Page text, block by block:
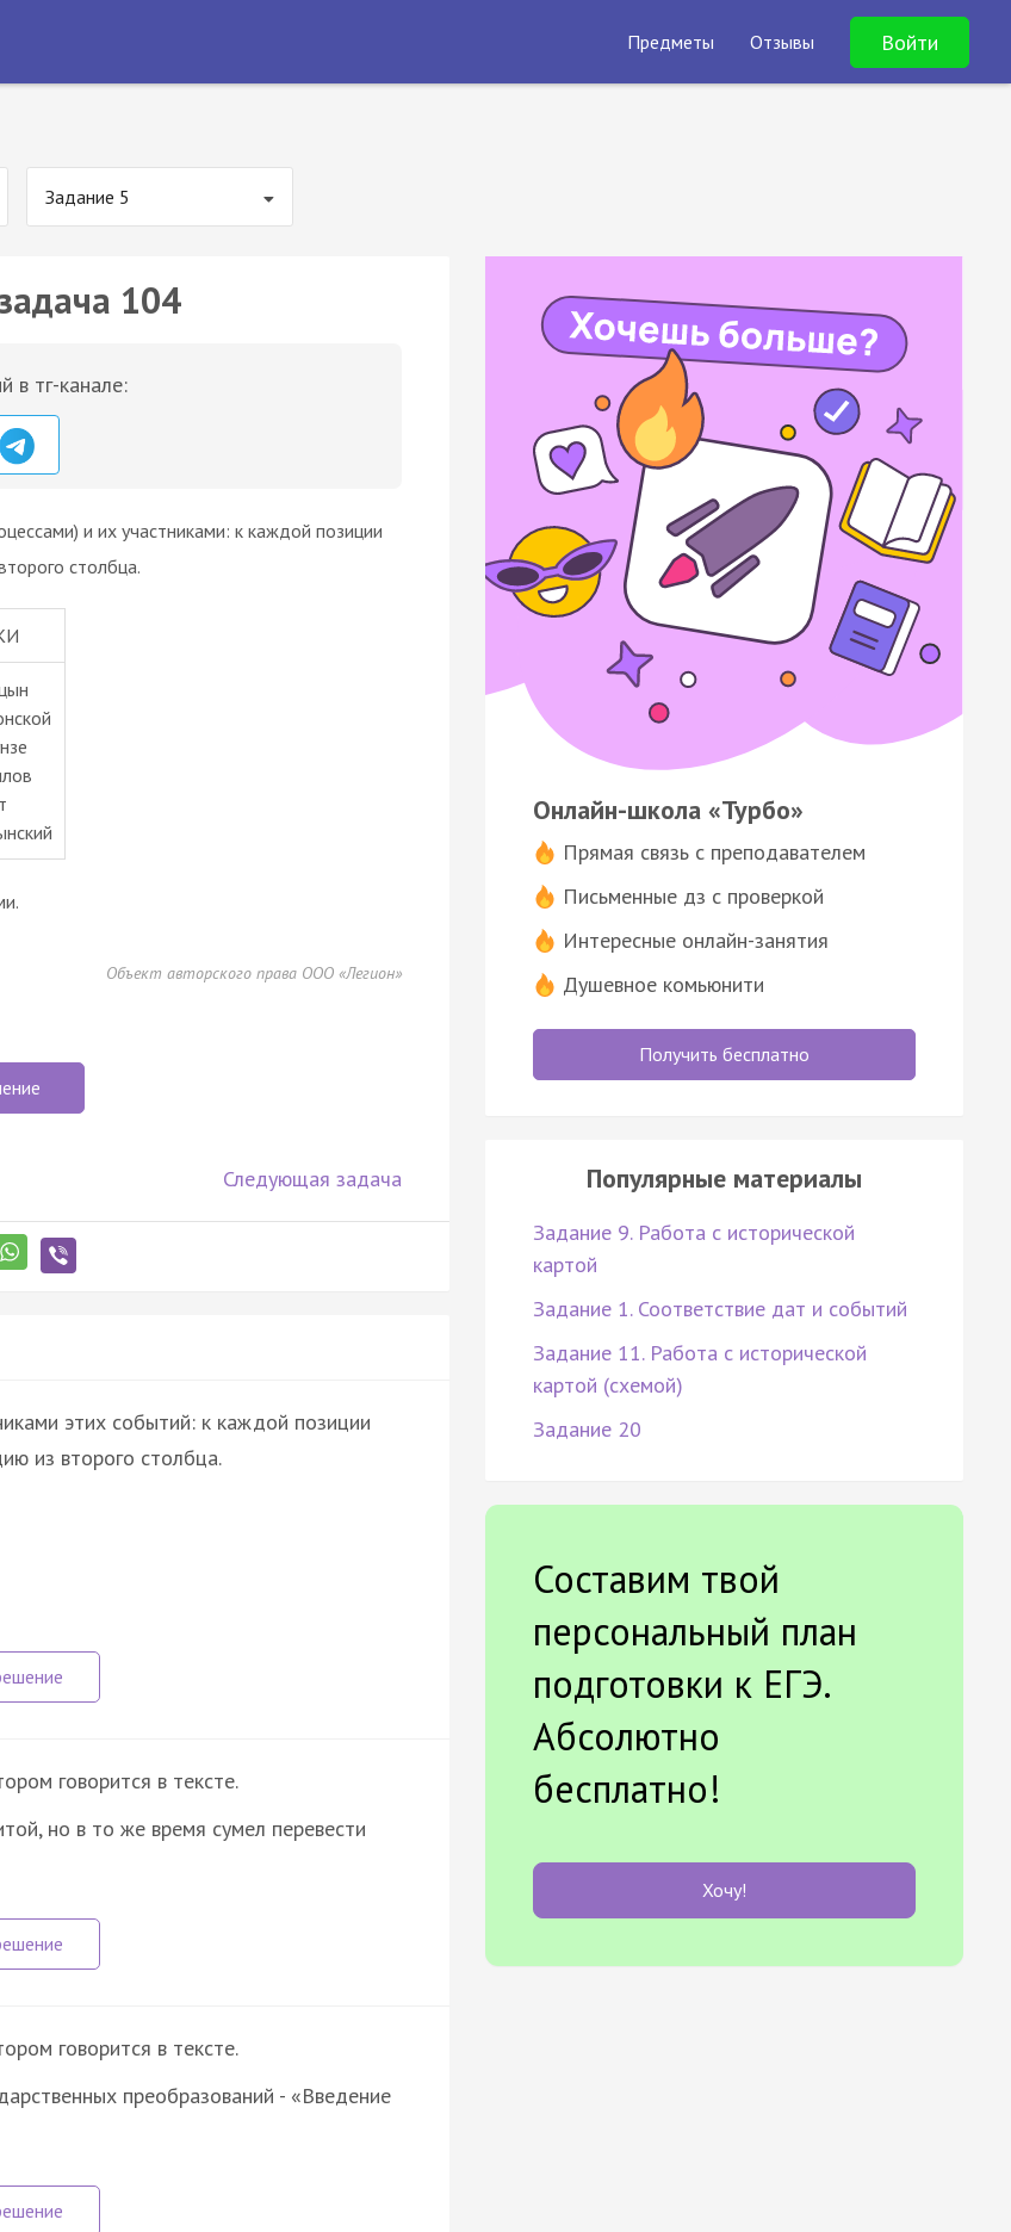
Предметы Отзывы Войти
Задание 5
104
в тг-канале:
и их участниками: к каждой позиции
столбца.
Объект авторского права ООО «Легион»
Следующая задача
этих событий: к каждой позиции
из второго столбца.
говорится в тексте.
но в то же время сумел перевести
говорится в тексте.
преобразований - «Введение
Онлайн-школа «Турбо»
Прямая связь с преподавателем
Письменные дз с проверкой
Интересные онлайн-занятия
Душевное комьюнити
Получить бесплатно
Популярные материалы
Задание 9. Работа с исторической
картой
Задание 1. Соответствие дат и событий
Задание 11. Работа с исторической
картой (схемой)
Задание 20
Составим твой
персональный план
подготовки к ЕГЭ.
Абсолютно
бесплатно!
Хочу!